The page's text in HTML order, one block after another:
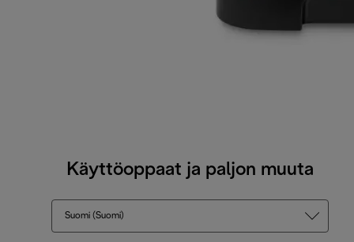
Käyttöoppaat ja paljon muuta
Suomi (Suomi)